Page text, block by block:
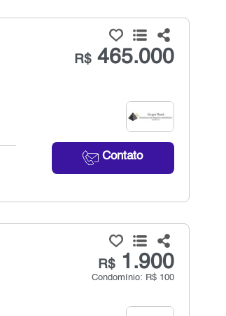
R$465.000
Contato
R$1.900
Condomínio: R$ 100